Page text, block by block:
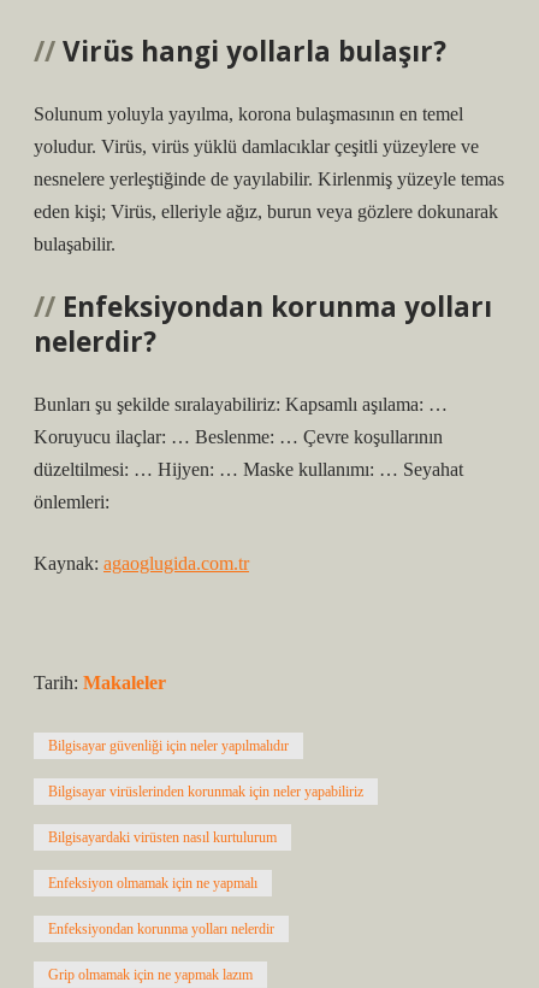
Virüs hangi yollarla bulaşır?
Solunum yoluyla yayılma, korona bulaşmasının en temel
yoludur. Virüs, virüs yüklü damlacıklar çeşitli yüzeylere ve
nesnelere yerleştiğinde de yayılabilir. Kirlenmiş yüzeyle temas
eden kişi; Virüs, elleriyle ağız, burun veya gözlere dokunarak
bulaşabilir.
Enfeksiyondan korunma yolları
nelerdir?
Bunları şu şekilde sıralayabiliriz: Kapsamlı aşılama: …
Koruyucu ilaçlar: … Beslenme: … Çevre koşullarının
düzeltilmesi: … Hijyen: … Maske kullanımı: … Seyahat
önlemleri:
Kaynak: agaoglugida.com.tr
Tarih: Makaleler
Bilgisayar güvenliği için neler yapılmalıdır
Bilgisayar virüslerinden korunmak için neler yapabiliriz
Bilgisayardaki virüsten nasıl kurtulurum
Enfeksiyon olmamak için ne yapmalı
Enfeksiyondan korunma yolları nelerdir
Grip olmamak için ne yapmak lazım